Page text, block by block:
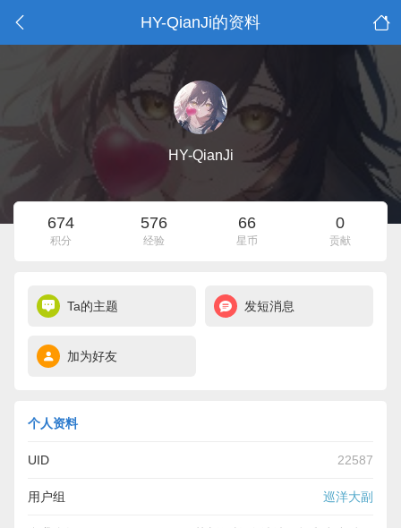
HY-QianJi的资料
HY-QianJi
674
积分
576
经验
66
星币
0
贡献
Ta的主题 发短消息
加为好友
个人资料
UID 22587
用户组 巡洋大副